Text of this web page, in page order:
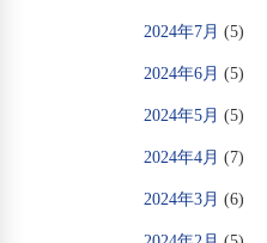
2024年7月 (5)
2024年6月 (5)
2024年5月 (5)
2024年4月 (7)
2024年3月 (6)